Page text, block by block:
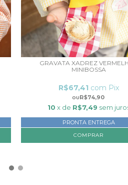
GRAVATA XADREZ
MINIBOSSA
R$74,90
R$67,41 com Pix
10 x de R$7,49 sem
PRONTA ENTREGA